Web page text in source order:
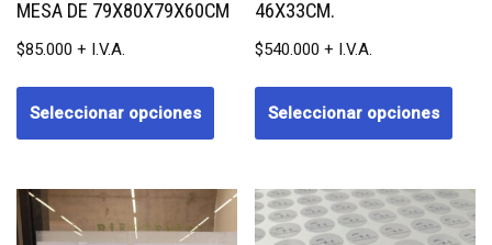
MESA DE 79X80X79X60CM
$85.000
Seleccionar opciones
46X33CM.
$540.000
Seleccionar opciones